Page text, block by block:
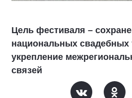
Цель фестиваля –
национальных свадебных
укрепление
связей